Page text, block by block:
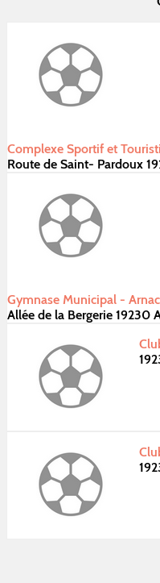
Complexe Sportif et
Route de Saint- Pardoux
Gymnase Municipal -
Allée de la Bergerie 19230